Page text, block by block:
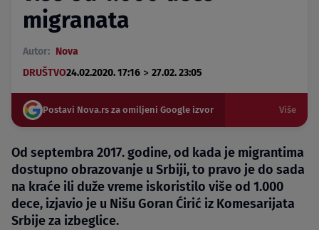
migranata
Autor: Nova
DRUŠTVO24.02.2020. 17:16 > 27.02. 23:05
Postavi Nova.rs za omiljeni Google izvor Više
Od septembra 2017. godine, od kada je migrantima
dostupno obrazovanje u Srbiji, to pravo je do sada
na kraće ili duže vreme iskoristilo više od 1.000
dece, izjavio je u Nišu Goran Ćirić iz Komesarijata
Srbije za izbeglice.